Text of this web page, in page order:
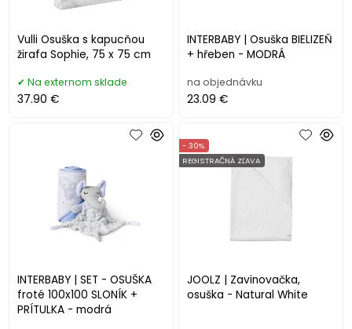
Vulli Osuška s kapucňou
žirafa Sophie, 75 x 75 cm
Na externom sklade
37.90 €
INTERBABY | Osuška BIELIZEŇ
+ hřeben - MODRÁ
na objednávku
23.09 €
INTERBABY | SET - OSUŠKA
froté 100x100 SLONÍK +
PRÍTULKA - modrá
JOOLZ | Zavinovačka,
osuška - Natural White
- 30%
REGISTRAČNÁ ZĽAVA